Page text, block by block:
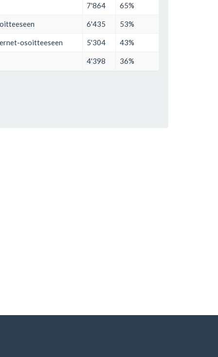
7'864 65%
6'435 53%
osoitteeseen 5'304 43%
4'398 36%